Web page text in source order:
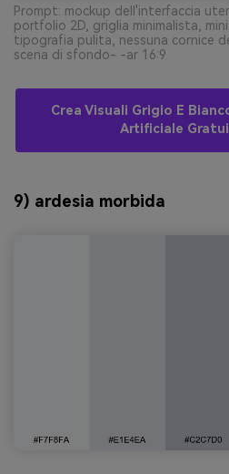
Prompt: mockup dell'interfaccia
portfolio 2D, griglia minimalista,
tipografia pulita, nessuna cornice
scena di sfondo- -ar 16:9
Crea Visuali Grigio E
Artificiale
9) ardesia morbida